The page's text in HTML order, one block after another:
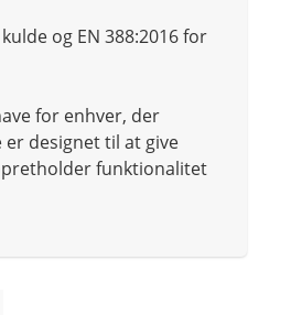
og EN 388:2016 for
for enhver, der
designet til at give
funktionalitet